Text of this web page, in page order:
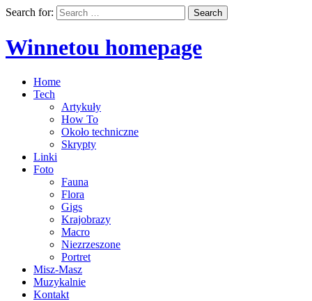
Search for:
Winnetou homepage
Home
Tech
Artykuły
How To
Około techniczne
Skrypty
Linki
Foto
Fauna
Flora
Gigs
Krajobrazy
Macro
Niezrzeszone
Portret
Misz-Masz
Muzykalnie
Kontakt